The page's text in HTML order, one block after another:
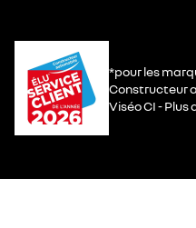
*pour les
Constructeur
Viséo CI - Plus